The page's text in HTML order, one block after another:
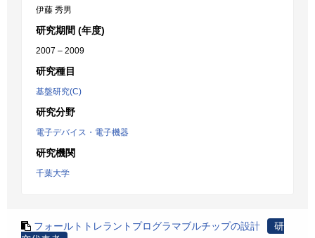
伊藤 秀男
研究期間 (年度)
2007 – 2009
研究種目
基盤研究(C)
研究分野
電子デバイス・電子機器
研究機関
千葉大学
フォールトトレラントプログラマブルチップの設計
研